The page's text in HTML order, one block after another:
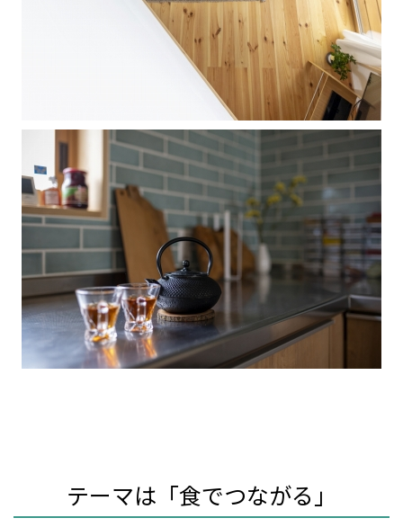
テーマは「食でつながる」